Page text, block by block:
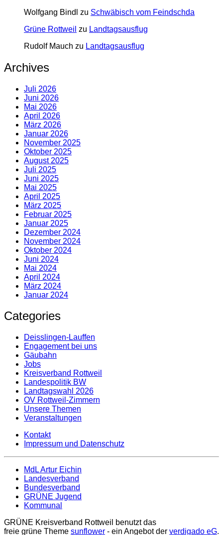
Wolfgang Bindl zu Schwäbisch vom Feindschda
Grüne Rottweil zu Landtagsausflug
Rudolf Mauch zu Landtagsausflug
Archives
Juli 2026
Juni 2026
Mai 2026
April 2026
März 2026
Januar 2026
November 2025
Oktober 2025
August 2025
Juli 2025
Juni 2025
Mai 2025
April 2025
März 2025
Februar 2025
Januar 2025
Dezember 2024
November 2024
Oktober 2024
Juni 2024
Mai 2024
April 2024
März 2024
Januar 2024
Categories
Deisslingen-Lauffen
Engagement bei uns
Gäubahn
Jobs
Kreisverband Rottweil
Landespolitik BW
Landtagswahl 2026
OV Rottweil-Zimmern
Unsere Themen
Veranstaltungen
Kontakt
Impressum und Datenschutz
MdL Artur Eichin
Landesverband
Bundesverband
GRÜNE Jugend
Kommunal
GRÜNE Kreisverband Rottweil benutzt das
freie grüne Theme sunflower ‐ ein Angebot der verdigado eG.